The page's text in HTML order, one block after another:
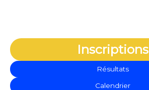
Inscriptions
Résultats
Calendrier